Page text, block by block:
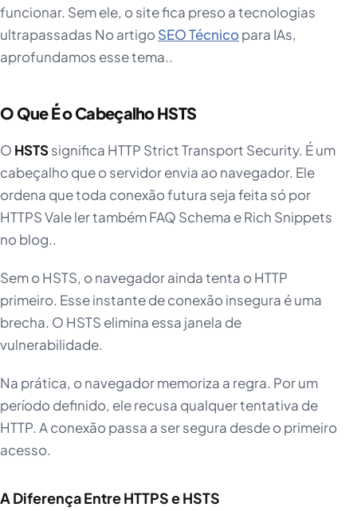
funcionar. Sem ele, o site fica preso a tecnologias
ultrapassadas No artigoSEO Técnicopara IAs,
aprofundamos esse tema..
O Que É o Cabeçalho HSTS
O HSTSsignifica HTTP Strict Transport Security. É um
cabeçalho que o servidor envia ao navegador. Ele
ordena que toda conexão futura seja feita só por
HTTPS Vale ler também FAQ Schema e Rich Snippets
no blog..
Sem o HSTS, o navegador ainda tenta o HTTP
primeiro. Esse instante de conexão insegura é uma
brecha. O HSTS elimina essa janela de
vulnerabilidade.
Na prática, o navegador memoriza a regra. Por um
período definido, ele recusa qualquer tentativa de
HTTP. A conexão passa a ser segura desde o primeiro
acesso.
A Diferença Entre HTTPS e HSTS